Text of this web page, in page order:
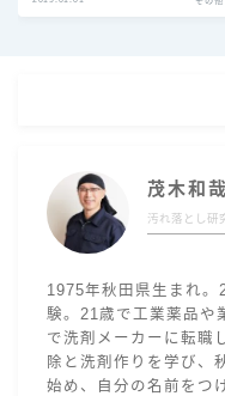
茂木和哉
汚れ落とし研
1975年秋田県生まれ。
験。21歳で工業薬品や
で洗剤メーカーに転職
除と洗剤作りを学び、
始め、自分の名前をつ